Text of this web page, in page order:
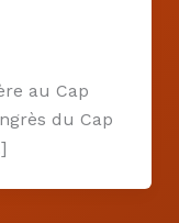
au Cap
du Cap